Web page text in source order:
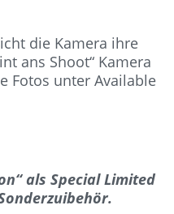
die Kamera ihre
ans Shoot“ Kamera
Fotos unter Available
als Special Limited